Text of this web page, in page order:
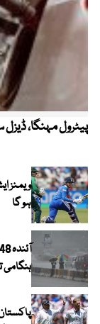
پیٹرول مہنگا،
ہو گا
ہنگامی